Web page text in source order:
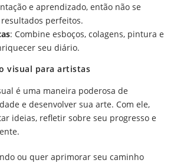
e aprendizado, então não se
perfeitos.
: Combine esboços, colagens, pintura e
seu diário.
visual para artistas
é uma maneira poderosa de
e desenvolver sua arte. Com ele,
ideias, refletir sobre seu progresso e
ou quer aprimorar seu caminho